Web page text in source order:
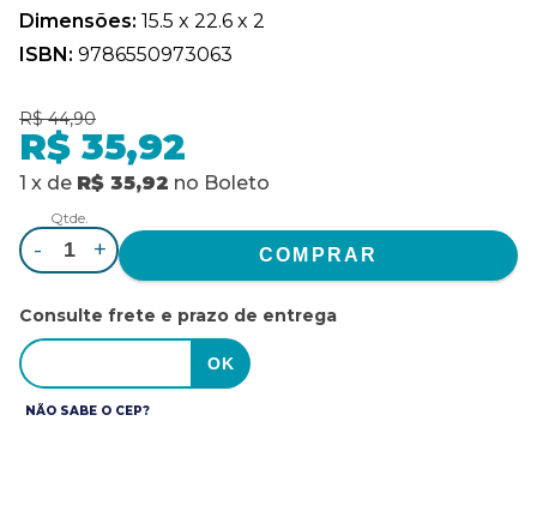
Dimensões: 15.5 x 22.6 x 2
ISBN: 9786550973063
R$ 44,90
R$ 35,92
1 x de R$ 35,92 no Boleto
Qtde.
- +
Consulte frete e prazo de entrega
NÃO SABE O CEP?